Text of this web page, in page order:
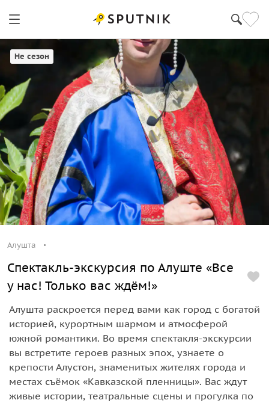
Не сезон
Алушта
Спектакль-экскурсия по Алуште «Все
у нас! Только вас ждём!»
Алушта раскроется перед вами как город с богатой
историей, курортным шармом и атмосферой
южной романтики. Во время спектакля-экскурсии
вы встретите героев разных эпох, узнаете о
крепости Алустон, знаменитых жителях города и
местах съёмок «Кавказской пленницы». Вас ждут
живые истории, театральные сцены и прогулка по